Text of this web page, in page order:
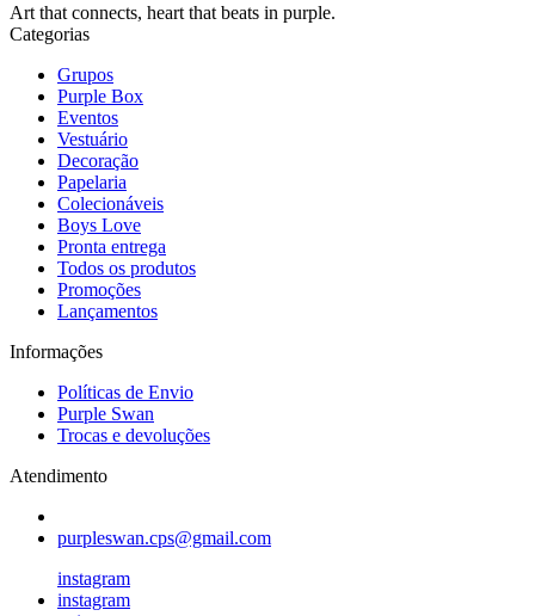
Art that connects, heart that beats in purple.
Categorias
Grupos
Purple Box
Eventos
Vestuário
Decoração
Papelaria
Colecionáveis
Boys Love
Pronta entrega
Todos os produtos
Promoções
Lançamentos
Informações
Políticas de Envio
Purple Swan
Trocas e devoluções
Atendimento
purpleswan.cps@gmail.com
instagram
instagram